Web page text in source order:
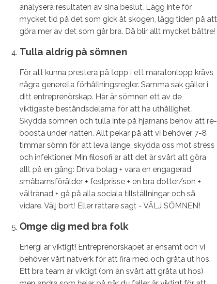
analysera resultaten av sina beslut. Lägg inte för
mycket tid på det som gick åt skogen, lägg tiden på att
göra mer av det som går bra. Då blir allt mycket bättre!
Tulla aldrig på sömnen
För att kunna prestera på topp i ett maratonlopp krävs
några generella förhållningsregler. Samma sak gäller i
ditt entreprenörskap. Här är sömnen ett av de
viktigaste beståndsdelarna för att ha uthållighet.
Skydda sömnen och tulla inte på hjärnans behov att re-
boosta under natten. Allt pekar på att vi behöver 7-8
timmar sömn för att leva länge, skydda oss mot stress
och infektioner. Min filosofi är att det är svårt att göra
allt på en gång: Driva bolag + vara en engagerad
småbarnsförälder + festprisse + en bra dotter/son +
vältränad + gå på alla sociala tillställningar och så
vidare. Välj bort! Eller rättare sagt - VÄLJ SÖMNEN!
Omge dig med bra folk
Energi är viktigt! Entreprenörskapet är ensamt och vi
behöver vårt nätverk för att fira med och gråta ut hos.
Ett bra team är viktigt (om än svårt att gråta ut hos)